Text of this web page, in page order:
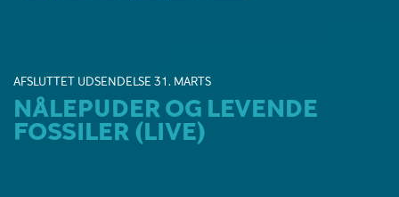
AFSLUTTET UDSENDELSE 31. MARTS
NÅLEPUDER OG LEVENDE
FOSSILER (LIVE)